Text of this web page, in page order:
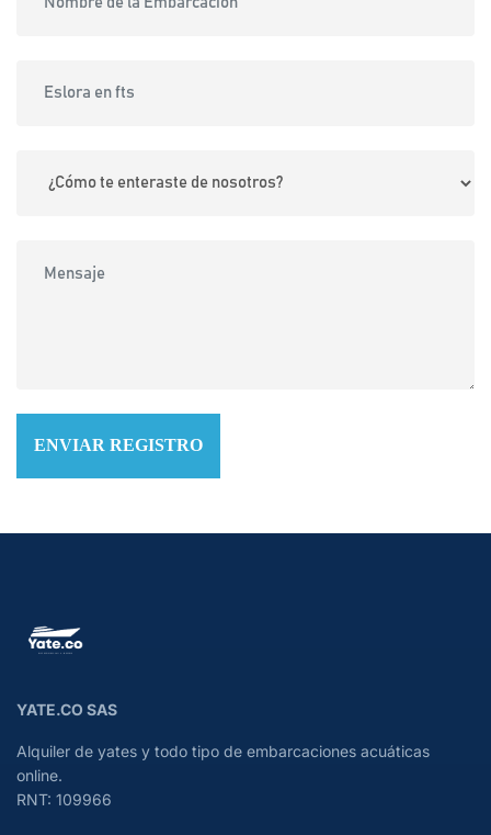
ENVIAR REGISTRO
YATE.CO SAS
Alquiler de yates y todo tipo de embarcaciones acuáticas
online.
RNT: 109966